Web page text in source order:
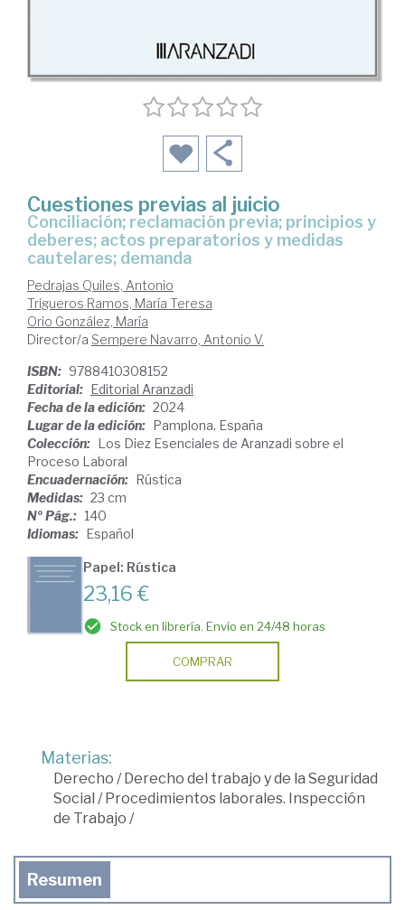
Cuestiones previas al juicio
conciliación; reclamación previa; principios y
deberes; actos preparatorios y medidas
cautelares; demanda
Pedrajas Quiles, Antonio
Trigueros Ramos, María Teresa
Orio González, María
Director/a Sempere Navarro, Antonio V.
ISBN: 9788410308152
Editorial: Editorial Aranzadi
Fecha de la edición: 2024
Lugar de la edición: Pamplona. España
Colección: Los Diez Esenciales de Aranzadi sobre el
Proceso Laboral
Encuadernación: Rústica
Medidas: 23 cm
Nº Pág.: 140
Idiomas: Español
Papel: Rústica
23,16 €
Stock en librería. Envío en 24/48 horas
COMPRAR
Materias:
Derecho / Derecho del trabajo y de la Seguridad
Social / Procedimientos laborales. Inspección
de Trabajo /
Resumen